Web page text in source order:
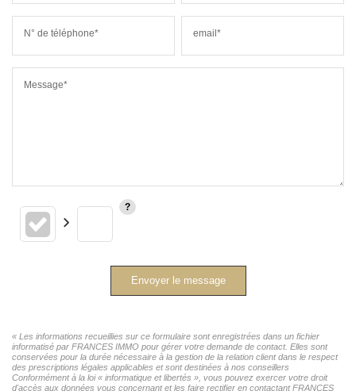
N° de téléphone* email*
Message*
Envoyer le message
« Les informations recueillies sur ce formulaire sont enregistrées dans un fichier
informatisé par FRANCES IMMO pour gérer votre demande de contact. Elles sont
conservées pour la durée nécessaire à la gestion de la relation client dans le respect
des prescriptions légales applicables et sont destinées à nos conseillers
Conformément à la loi « informatique et libertés », vous pouvez exercer votre droit
d'accès aux données vous concernant et les faire rectifier en contactant FRANCES